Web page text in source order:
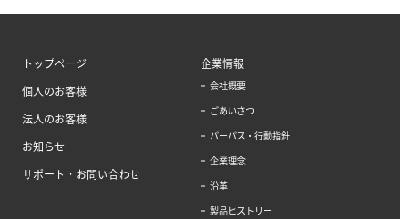
トップページ
個人のお客様
法人のお客様
お知らせ
サポート・お問い合わせ
企業情報
会社概要
ごあいさつ
パーパス・行動指針
企業理念
沿革
製品ヒストリー